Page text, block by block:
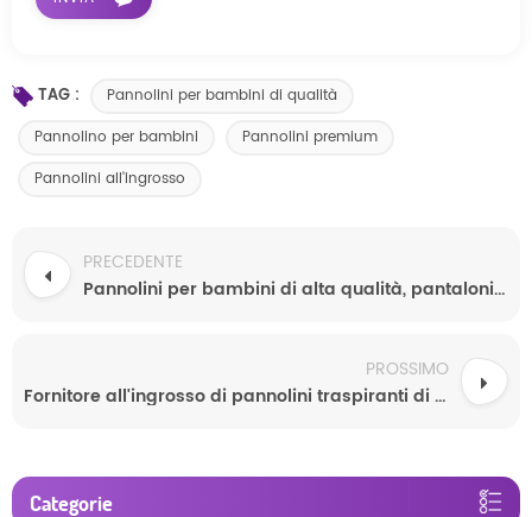
TAG :
Pannolini per bambini di qualità
Pannolino per bambini
Pannolini premium
Pannolini all'ingrosso
PRECEDENTE
Pannolini per bambini di alta qualità, pantaloni pull-up, pannolini usa e getta facili da indossare
PROSSIMO
Fornitore all'ingrosso di pannolini traspiranti di qualità Softcare per neonati, morbidi e semplici, in Cina
Categorie